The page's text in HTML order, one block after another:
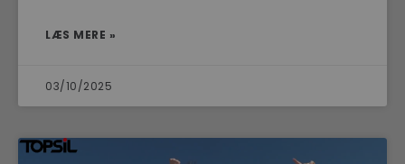
LÆS MERE »
03/10/2025